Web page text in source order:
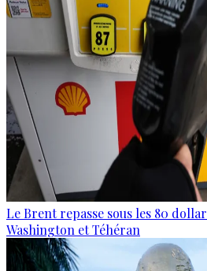
Le Brent repasse sous les 80
Washington et Téhéran